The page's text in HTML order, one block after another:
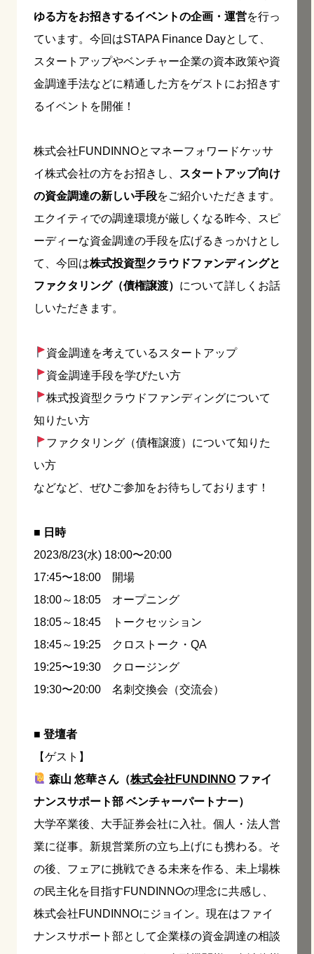
ゆる方をお招きするイベントの企画・運営を行っ
ています。今回はSTAPA Finance Dayとして、
スタートアップやベンチャー企業の資本政策や資
金調達手法などに精通した方をゲストにお招きす
るイベントを開催！
株式会社FUNDINNOとマネーフォワードケッサ
イ株式会社の方をお招きし、
スタートアップ向け
の資金調達の新しい手段をご紹介いただきます。
エクイティでの調達環境が厳しくなる昨今、スピ
ーディーな資金調達の手段を広げるきっかけとし
て、今回は株式投資型クラウドファンディングと
ファクタリング（債権譲渡） について詳しくお話
しいただきます。
資金調達を考えているスタートアップ
資金調達手段を学びたい方
株式投資型クラウドファンディングについて
知りたい方
ファクタリング（債権譲渡）について知りた
い方
などなど、ぜひご参加をお待ちしております！
■ 日時
2023/8/23(水) 18:00〜20:00
17:45〜18:00 開場
18:00～18:05 オープニング
18:05～18:45 トークセッション
18:45～19:25 クロストーク・QA
19:25〜19:30 クロージング
19:30〜20:00 名刺交換会（交流会）
■ 登壇者
【ゲスト】
森山 悠華さん（株式会社FUNDINNO ファイ
ナンスサポート部 ベンチャーパートナー）
大学卒業後、大手証券会社に入社。個人・法人営
業に従事。新規営業所の立ち上げにも携わる。そ
の後、フェアに挑戦できる未来を作る、未上場株
の民主化を目指すFUNDINNOの理念に共感し、
株式会社FUNDINNOにジョイン。現在はファイ
ナンスサポート部として企業様の資金調達の相談